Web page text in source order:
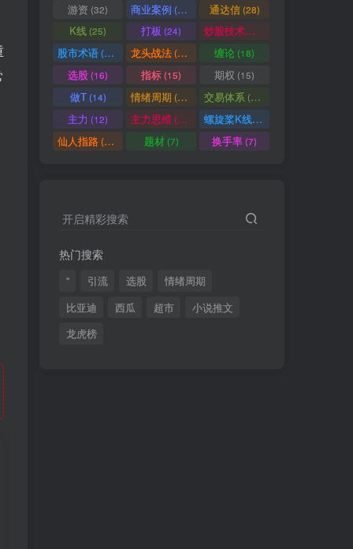
游资 (32) 商业案例 (30) 通达信(28)
K线 (25) 打板 (24) 炒股技术形态
股市术语(21) 龙头战法(20) 缠论(18)
选股(16) 指标(15) 期权 (15)
做T(14) 情绪周期 (14) 交易体系 (12)
主力 (12) 主力思维(12) 螺旋桨K线
(11)
仙人指路(10) 题材(7) 换手率(7)
开启精彩搜索
热门搜索
" 引流 选股
情绪周期
比亚迪
西瓜 超市
小说推文
龙虎榜
满足你的好奇心
热门文章 最新发布 随机推荐
超级简单！同花顺K线界面显示行业概念指标代码图解
2 股票打板、上板、封板、翘板、炸板是什么意思？炒股你必须懂的暗语！
短线交易必须要懂的术语有哪些？股票分时水上、水下是什么意思？
6 全程图解超详细！何为打板以及打板战法的精髓